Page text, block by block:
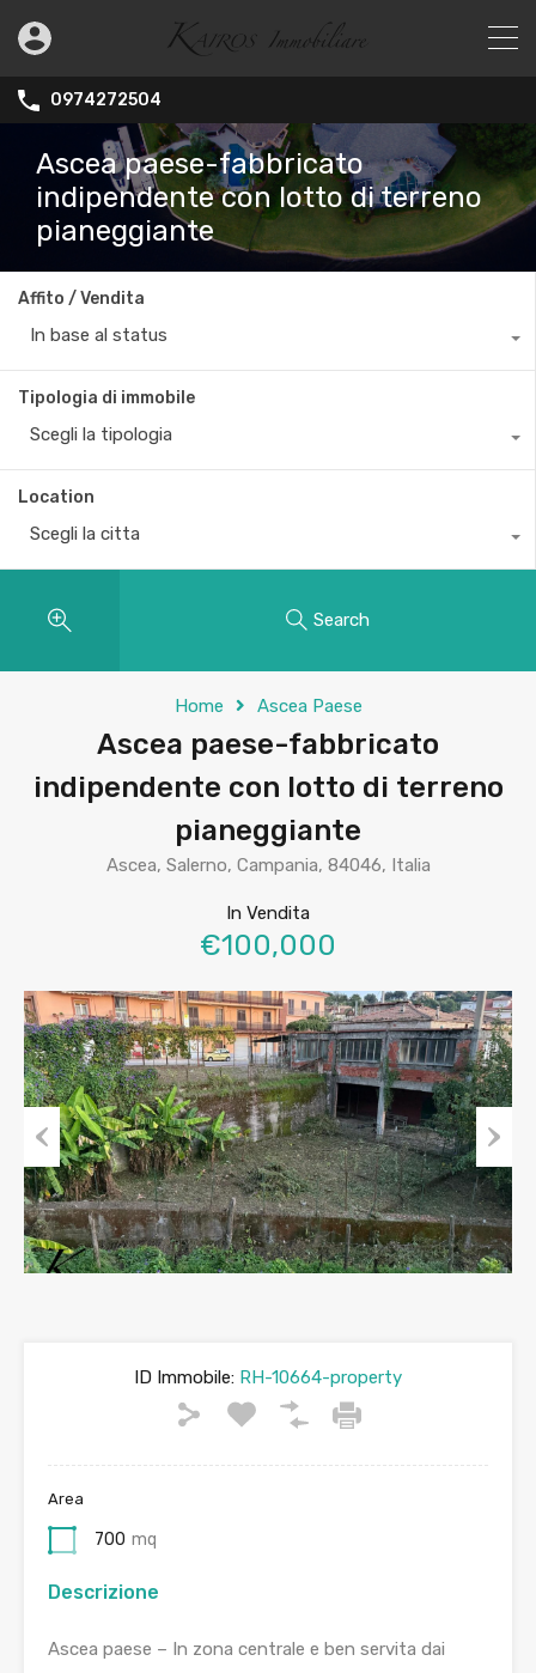
0974272504
Ascea paese-fabbricato
indipendente con lotto di terreno
pianeggiante
Affito / Vendita
In base al status
Tipologia di immobile
Scegli la tipologia
Location
Scegli la citta
Search
Home Ascea Paese
Ascea paese-fabbricato
indipendente con lotto di terreno
pianeggiante
Ascea, Salerno, Campania, 84046, Italia
In Vendita
€100,000
Previous Next
ID Immobile: RH-10664-property
Area
700 mq
Descrizione
Ascea paese – In zona centrale e ben servita dai